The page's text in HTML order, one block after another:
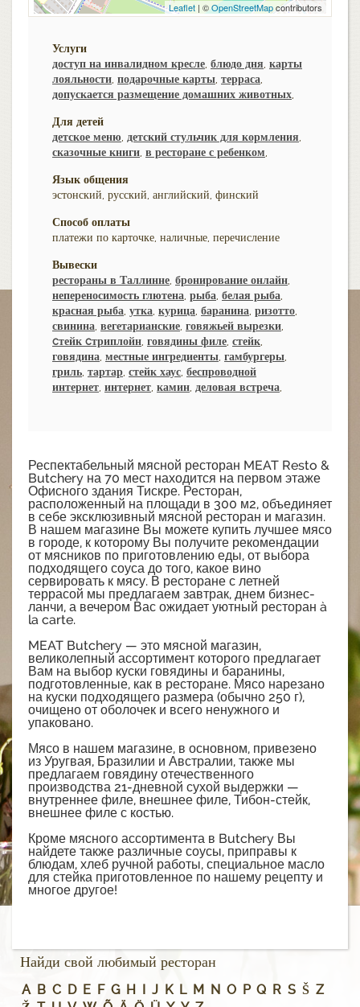
Leaflet | ©OpenStreetMapcontributors
Услуги
доступ на инвалидном кресле, блюдо дня, карты
лояльности, подарочные карты, терраса,
допускается размещение домашних животных,
Для детей
детское меню, детский стульчик для кормления,
сказочные книги, в ресторане с ребенком,
Язык общения
эстонский, русский, английский, финский
Способ оплаты
платежи по карточке, наличные, перечисление
Вывески
рестораны в Таллинне, бронирование онлайн,
непереносимость глютена, рыба, белая рыба,
красная рыба, утка, курица, баранина, ризотто,
свинина, вегетарианские, говяжьей вырезки,
cтейк cтриплойн, говядины филе, стейк,
говядина, местные ингредиенты, гамбургеры,
гриль, тартар, стейк хаус, беспроводной
интернет, интернет, камин, деловая встреча,
Респектабельный мясной ресторан MEAT Resto &
Butchery на 70 мест находится на первом этаже
Офисного здания Тискре. Ресторан,
расположенный на площади в 300 м2, объединяет
в себе эксклюзивный мясной ресторан и магазин.
В нашем магазине Вы можете купить лучшее мясо
в городе, к которому Вы получите рекомендации
от мясников по приготовлению еды, от выбора
подходящего соуса до того, какое вино
сервировать к мясу. В ресторане с летней
террасой мы предлагаем завтрак, днем бизнес-
ланчи, а вечером Вас ожидает уютный ресторан à
la carte.
MEAT Butchery — это мясной магазин,
великолепный ассортимент которого предлагает
Вам на выбор куски говядины и баранины,
подготовленные, как в ресторане. Мясо нарезано
на куски подходящего размера (обычно 250 г),
очищено от оболочек и всего ненужного и
упаковано.
Мясо в нашем магазине, в основном, привезено
из Уругвая, Бразилии и Австралии, также мы
предлагаем говядину отечественного
производства 21-дневной сухой выдержки —
внутреннее филе, внешнее филе, Тибон-стейк,
внешнее филе с костью.
Кроме мясного ассортимента в Butchery Вы
найдете также различные соусы, приправы к
блюдам, хлеб ручной работы, специальное масло
для стейка приготовленное по нашему рецепту и
многое другое!
Найди свой любимый ресторан
A B C D E F G H J K L M N O P Q R S Š Z